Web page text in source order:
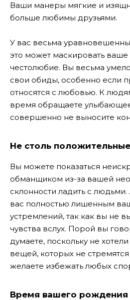
Ваши манеры мягкие и
больше любимы друзьями.
У вас весьма
это может маскировать ваше
честолюбие. Вы весьма
свои обиды, особенно если
относятся с любовью. К
время обращаете
совершенно не выносите
Не столь
Вы можете показаться
обманщиком из-за вашей
склонности ладить с
вас полностью лишенным
устремлений, так как вы не
чувства вслух. Порой вы
думаете, поскольку не
вещей, которых не
желаете избежать любых
Время вашего рождения